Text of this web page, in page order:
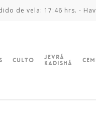
de vela: 17:46 hrs. -
Culto Jevrá
Kadishá